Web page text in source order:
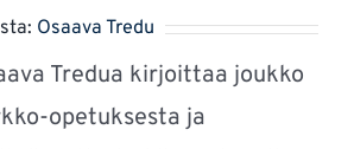
Osaava Tredu
Tredua kirjoittaa joukko
opetuksesta ja